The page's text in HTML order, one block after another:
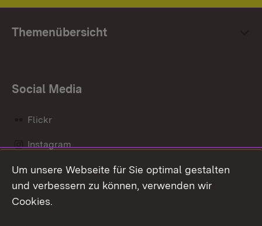
Themenübersicht
Social Media
Flickr
Instagram
Social Wall
Um unsere Webseite für Sie optimal gestalten
und verbessern zu können, verwenden wir
Cookies.